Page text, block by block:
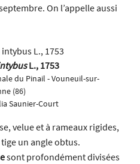
On l’appelle aussi
L., 1753
du Pinail - Vouneuil-sur-
(86)
Saunier-Court
velue et à rameaux rigides,
un angle obtus.
sont profondément divisées